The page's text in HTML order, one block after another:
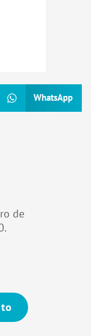
WhatsApp
de